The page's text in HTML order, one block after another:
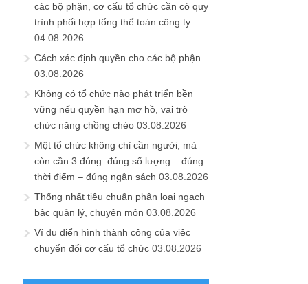
các bộ phận, cơ cấu tổ chức cần có quy
trình phối hợp tổng thể toàn công ty
04.08.2026
Cách xác định quyền cho các bộ phận
03.08.2026
Không có tổ chức nào phát triển bền
vững nếu quyền hạn mơ hồ, vai trò
chức năng chồng chéo 03.08.2026
Một tổ chức không chỉ cần người, mà
còn cần 3 đúng: đúng số lượng – đúng
thời điểm – đúng ngân sách 03.08.2026
Thống nhất tiêu chuẩn phân loại ngạch
bậc quản lý, chuyên môn 03.08.2026
Ví dụ điển hình thành công của việc
chuyển đổi cơ cấu tổ chức 03.08.2026